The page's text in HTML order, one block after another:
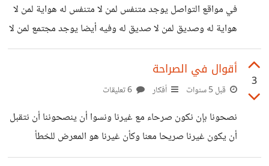
شيئ ما مفضل لذيه يريد أن يعبر عن شعوره الجميل تجاهه أو
أرائه فيه او
في مواقع التواصل يوجد متنفس لمن لا متنفس له هواية لمن لا
هواية له وصديق لمن لا صديق له وفيه أيضا يوجد مجتمع لمن لا
مجتمع له حيث فيه تجد من يفهمك ويحس بمعناتك وهمومك
مهما كنت مختلف عن المحيطين بك في تفكيرك وتوجهك أو في
مشاعرك لذلك كلما كنت مختلف في شخصيتك وتوجهك أكثر عن
إلاجتماعي لأن إختلافك يجعل أفكارك ومشاعرك غريبة عن
المحيطين بك على ارض الواقع
3
أقوال في الصراحة
قبل 5 سنوات أفكار
نصحونا بإن نكون صرحاء مع غيرنا ونسوا أن ينصحوننا أن نتقبل
أن يكون غيرنا صريحا معنا وكأن غيرنا هو المعرض للخطأ
والعيب ونحن في مأمن تام منه * * * * * * مهما كانت